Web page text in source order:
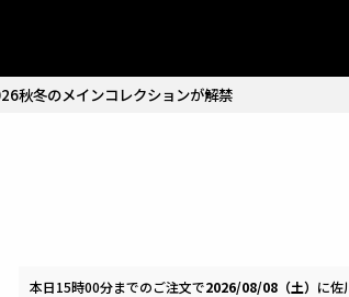
秋冬のメインコレクションが解禁
本日15時00分までのご注文で2026/08/08（土） に佐